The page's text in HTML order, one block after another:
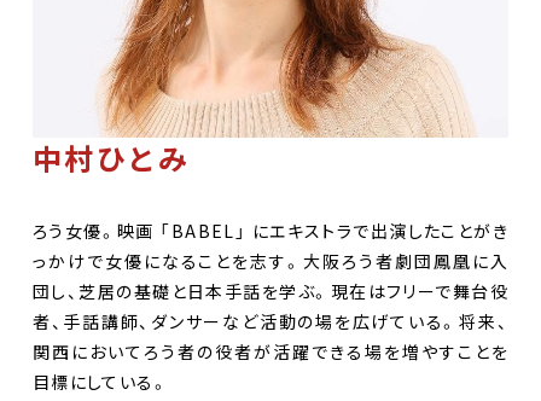
中村ひとみ
ろう女優。映画 「BABEL」 にエキストラで出演したことがき
っかけで女優になることを志す。大阪ろう者劇団鳳凰に入
団し、芝居の基礎と日本手話を学ぶ。現在はフリーで舞台役
者、手話講師、ダンサーなど活動の場を広げている。将来、
関西においてろう者の役者が活躍できる場を増やすことを
目標にしている。